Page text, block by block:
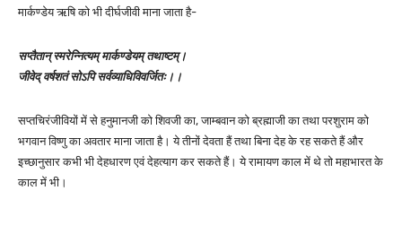
मार्कण्डेय ऋषि को भी दीर्घजीवी माना जाता है-
सप्तैतान् स्मरेन्नित्यम् मार्कण्डेयम् तथाष्टम्।
जीवेद् वर्षशतं सोऽपि सर्वव्याधिविवर्जितः।।
सप्तचिरंजीवियों में से हनुमानजी को शिवजी का, जाम्बवान को ब्रह्माजी का तथा परशुराम को
भगवान विष्णु का अवतार माना जाता है। ये तीनों देवता हैं तथा बिना देह के रह सकते हैं और
इच्छानुसार कभी भी देहधारण एवं देहत्याग कर सकते हैं। ये रामायण काल में थे तो महाभारत के
काल में भी।